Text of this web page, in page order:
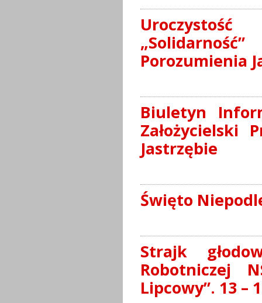
Porozumienia
Biuletyn
Założycielski
Jastrzębie
Święto
Strajk
Robotniczej
Lipcowy”. 13 –